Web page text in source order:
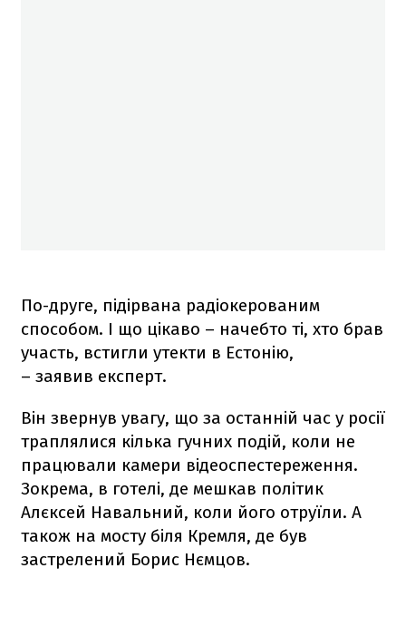
По-друге, підірвана радіокерованим
способом. І що цікаво – начебто ті, хто брав
участь, встигли утекти в Естонію,
– заявив експерт.
Він звернув увагу, що за останній час у росії
траплялися кілька гучних подій, коли не
працювали камери відеоспестереження.
Зокрема, в готелі, де мешкав політик
Алєксей Навальний, коли його отруїли. А
також на мосту біля Кремля, де був
застрелений Борис Нємцов.